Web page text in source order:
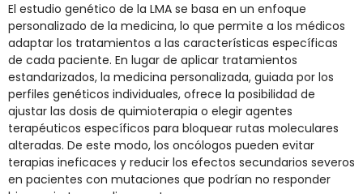
El estudio genético de la LMA se basa en un enfoque
personalizado de la medicina, lo que permite a los médicos
adaptar los tratamientos a las características específicas
de cada paciente. En lugar de aplicar tratamientos
estandarizados, la medicina personalizada, guiada por los
perfiles genéticos individuales, ofrece la posibilidad de
ajustar las dosis de quimioterapia o elegir agentes
terapéuticos específicos para bloquear rutas moleculares
alteradas. De este modo, los oncólogos pueden evitar
terapias ineficaces y reducir los efectos secundarios severos
en pacientes con mutaciones que podrían no responder